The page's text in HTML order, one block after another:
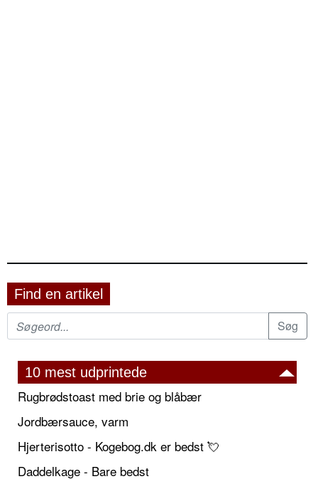
Find en artikel
10 mest udprintede
Rugbrødstoast med brie og blåbær
Jordbærsauce, varm
Hjerterisotto - Kogebog.dk er bedst 💘
Daddelkage - Bare bedst